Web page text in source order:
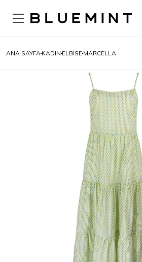
ANA SAYFA KADIN ELBISE MARCELLA